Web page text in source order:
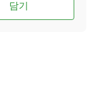
담기